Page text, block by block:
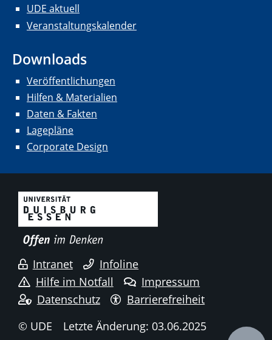
UDE aktuell
Veranstaltungskalender
Downloads
Veröffentlichungen
Hilfen & Materialien
Daten & Fakten
Lagepläne
Corporate Design
Intranet
Infoline
Hilfe im Notfall
Impressum
Datenschutz
Barrierefreiheit
© UDE
Letzte Änderung: 03.06.2025